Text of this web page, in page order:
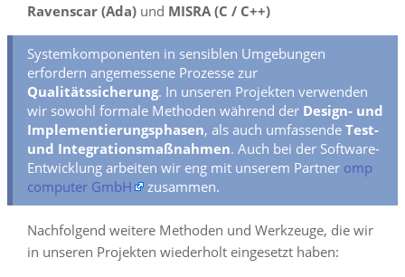
Ravenscar (Ada) und MISRA (C / C++)
Systemkomponenten in sensiblen Umgebungen
erfordern angemessene Prozesse zur
Qualitätssicherung. In unseren Projekten verwenden
wir sowohl formale Methoden während der Design- und
Implementierungsphasen, als auch umfassende Test-
und Integrationsmaßnahmen. Auch bei der Software-
Entwicklung arbeiten wir eng mit unserem Partner omp
computer GmbH
zusammen.
Nachfolgend weitere Methoden und Werkzeuge, die wir
in unseren Projekten wiederholt eingesetzt haben: